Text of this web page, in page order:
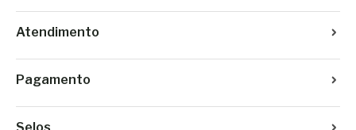
Atendimento
Pagamento